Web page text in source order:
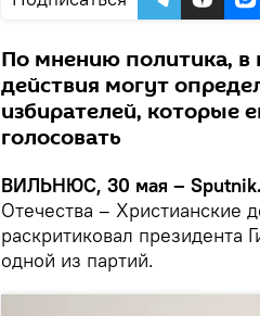
По мнению политика, в
действия могут
избирателей, которые
голосовать
ВИЛЬНЮС, 30 мая – Sputnik.
Отечества – Христианские
раскритиковал президента
одной из партий.